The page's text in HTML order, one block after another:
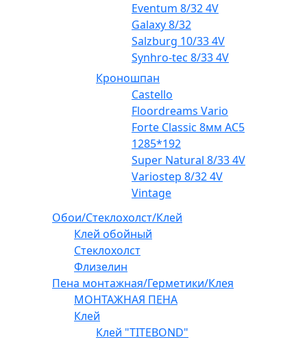
Eventum 8/32 4V
Galaxy 8/32
Salzburg 10/33 4V
Synhro-tec 8/33 4V
Кроношпан
Castello
Floordreams Vario
Forte Classic 8мм AC5
1285*192
Super Natural 8/33 4V
Variostep 8/32 4V
Vintage
Обои/Стеклохолст/Клей
Клей обойный
Стеклохолст
Флизелин
Пена монтажная/Герметики/Клея
МОНТАЖНАЯ ПЕНА
Клей
Клей "TITEBOND"